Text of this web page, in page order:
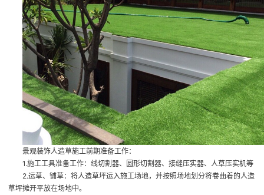
景观装饰人造草施工前期准备工作：
1.施工工具准备工作：线切割器、圆形切割器、接缝压实器、人草压实机等
2.运草、铺草：将人造草坪运入施工场地，并按照场地划分将卷曲着的人造
草坪摊开平放在场地中。